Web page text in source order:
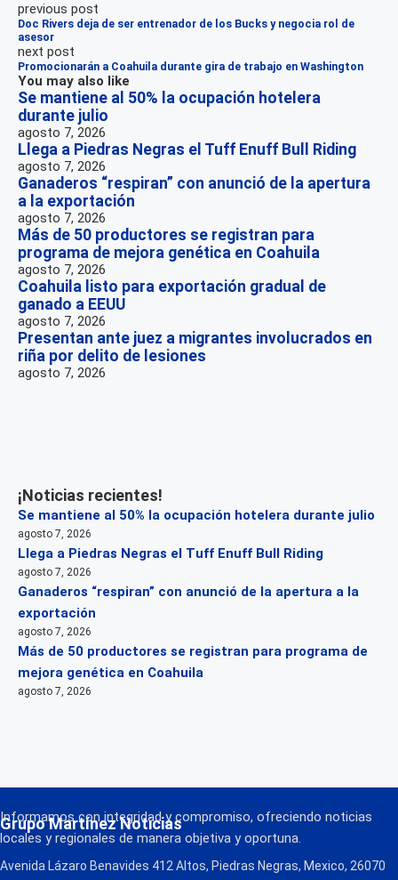
previous post
Doc Rivers deja de ser entrenador de los Bucks y negocia rol de
asesor
next post
Promocionarán a Coahuila durante gira de trabajo en Washington
You may also like
Se mantiene al 50% la ocupación hotelera
durante julio
agosto 7, 2026
Llega a Piedras Negras el Tuff Enuff Bull Riding
agosto 7, 2026
Ganaderos “respiran” con anunció de la apertura
a la exportación
agosto 7, 2026
Más de 50 productores se registran para
programa de mejora genética en Coahuila
agosto 7, 2026
Coahuila listo para exportación gradual de
ganado a EEUU
agosto 7, 2026
Presentan ante juez a migrantes involucrados en
riña por delito de lesiones
agosto 7, 2026
¡Noticias recientes!
Se mantiene al 50% la ocupación hotelera durante julio
agosto 7, 2026
Llega a Piedras Negras el Tuff Enuff Bull Riding
agosto 7, 2026
Ganaderos “respiran” con anunció de la apertura a la
exportación
agosto 7, 2026
Más de 50 productores se registran para programa de
mejora genética en Coahuila
agosto 7, 2026
Grupo Martínez Noticias
Informamos con integridad y compromiso, ofreciendo noticias
locales y regionales de manera objetiva y oportuna.
Avenida Lázaro Benavides 412 Altos, Piedras Negras, Mexico, 26070